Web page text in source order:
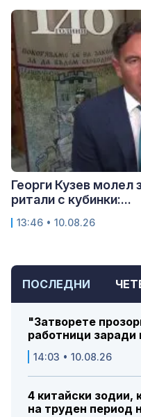
ПОСЛЕДНИ
"Затворете
работници заради
14:03 • 10.08.26
4 китайски зодии,
на труден период
Георги Кузев
ритали с кубинки:...
13:46 • 10.08.26